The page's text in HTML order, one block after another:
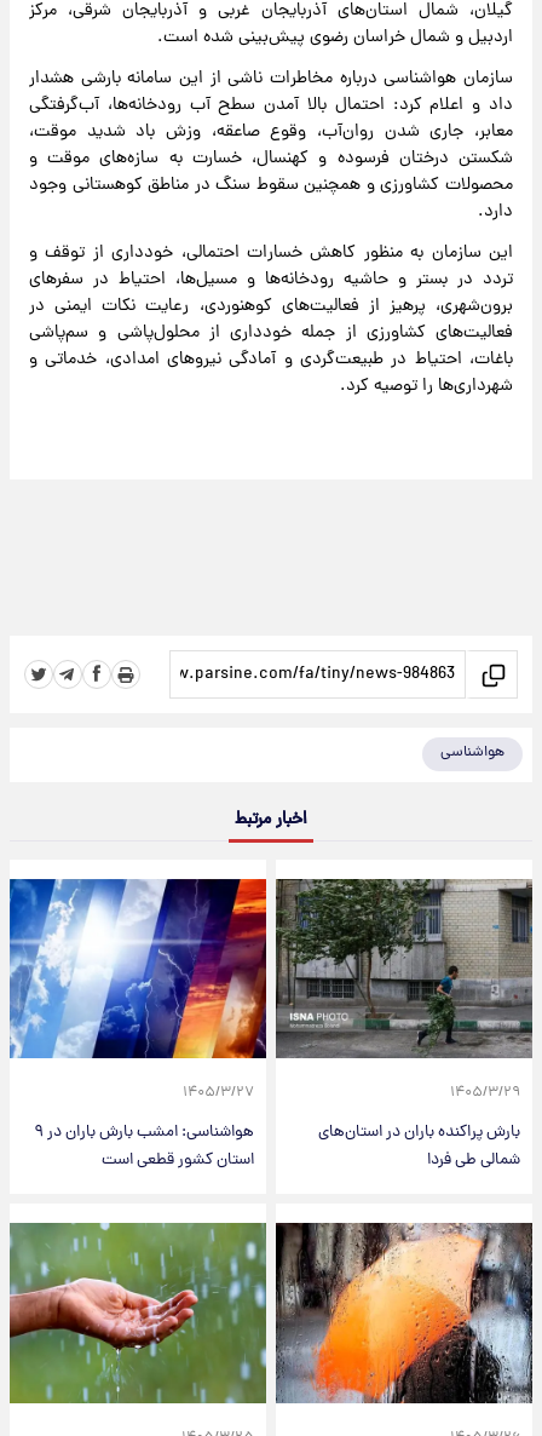
گیلان، شمال استان‌های آذربایجان غربی و آذربایجان شرقی، مرکز
اردبیل و شمال خراسان رضوی پیش‌بینی شده است.
سازمان هواشناسی درباره مخاطرات ناشی از این سامانه بارشی هشدار
داد و اعلام کرد: احتمال بالا آمدن سطح آب رودخانه‌ها، آب‌گرفتگی
معابر، جاری شدن روان‌آب، وقوع صاعقه، وزش باد شدید موقت،
شکستن درختان فرسوده و کهنسال، خسارت به سازه‌های موقت و
محصولات کشاورزی و همچنین سقوط سنگ در مناطق کوهستانی وجود
دارد.
این سازمان به منظور کاهش خسارات احتمالی، خودداری از توقف و
تردد در بستر و حاشیه رودخانه‌ها و مسیل‌ها، احتیاط در سفرهای
برون‌شهری، پرهیز از فعالیت‌های کوهنوردی، رعایت نکات ایمنی در
فعالیت‌های کشاورزی از جمله خودداری از محلول‌پاشی و سم‌پاشی
باغات، احتیاط در طبیعت‌گردی و آمادگی نیروهای امدادی، خدماتی و
شهرداری‌ها را توصیه کرد.
هواشناسی
اخبار مرتبط
۱۴۰۵/۳/۲۹
بارش پراکنده باران در استان‌های
شمالی طی فردا
۱۴۰۵/۳/۲۷
هواشناسی: امشب بارش باران در ۹
استان کشور قطعی است